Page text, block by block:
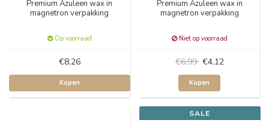
Premium Azuleen wax in
magnetron verpakking
Op voorraad
€8,26
Kopen
Premium Azuleen wax in
magnetron verpakking
Niet op voorraad
€6,99 €4,12
Kopen
SALE